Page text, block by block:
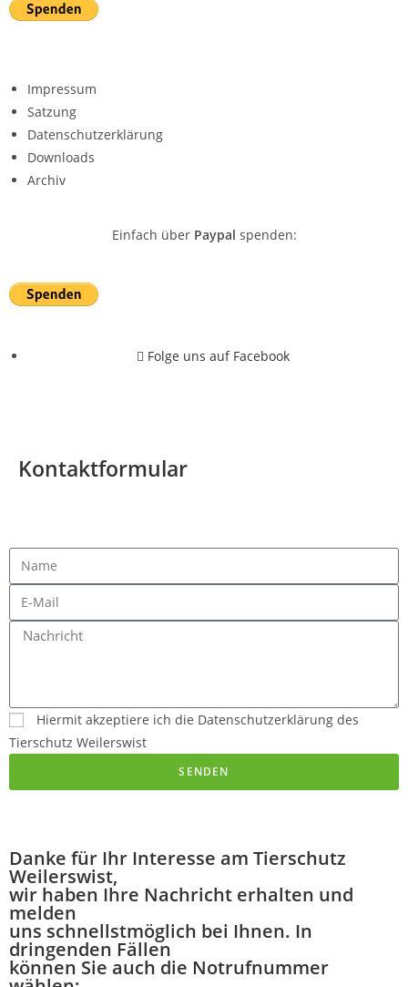
Impressum
Satzung
Datenschutzerklärung
Downloads
Archiv
Einfach über Paypal spenden:
Folge uns auf Facebook
Kontaktformular
Hiermit akzeptiere ich die Datenschutzerklärung des
Tierschutz Weilerswist
SENDEN
Danke für Ihr Interesse am Tierschutz
Weilerswist,
wir haben Ihre Nachricht erhalten und
melden
uns schnellstmöglich bei Ihnen. In
dringenden Fällen
können Sie auch die Notrufnummer